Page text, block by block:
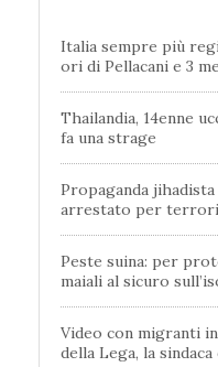
Italia sempre più
ori di Pellacani e 3
Thailandia, 14enne
fa una strage
Propaganda jihadista
arrestato per
Peste suina: per
maiali al sicuro
Video con migranti
della Lega, la